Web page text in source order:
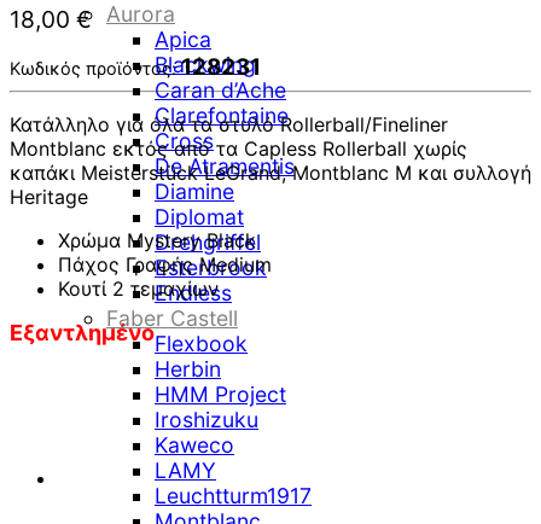
Aurora
Apica
Blackwing
Caran d’Ache
Clarefontaine
Cross
De Atramentis
Diamine
Diplomat
Drehgriffel
Esterbrook
Endless
Faber Castell
Flexbook
Herbin
HMM Project
Iroshizuku
Kaweco
LAMY
Leuchtturm1917
18,00 €
Κωδικός προϊόντος:128231
Κατάλληλο για όλα τα στυλό Rollerball/Fineliner
Montblanc εκτός από τα Capless Rollerball χωρίς
καπάκι Meisterstück LeGrand, Montblanc M και συλλογή
Heritage
Χρώμα Mystery Black
Πάχος Γραφής Medium
Κουτί 2 τεμαχίων
Εξαντλημένο